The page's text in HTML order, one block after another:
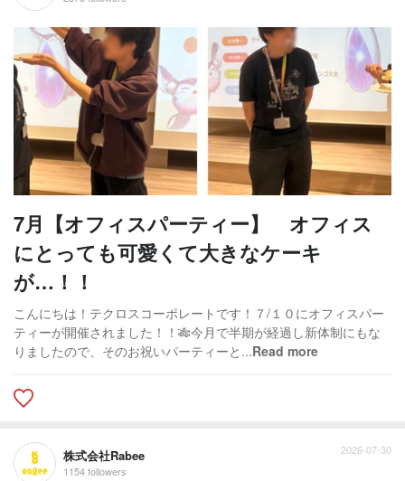
7月【オフィスパーティー】 オフィス
にとっても可愛くて大きなケーキ
が…！！
こんにちは！テクロスコーポレートです！７/１０にオフィスパー
ティーが開催されました！！🎋今月で半期が経過し新体制にもな
りましたので、そのお祝いパーティーと...Read more
株式会社Rabee
1154 followers
2026-07-30